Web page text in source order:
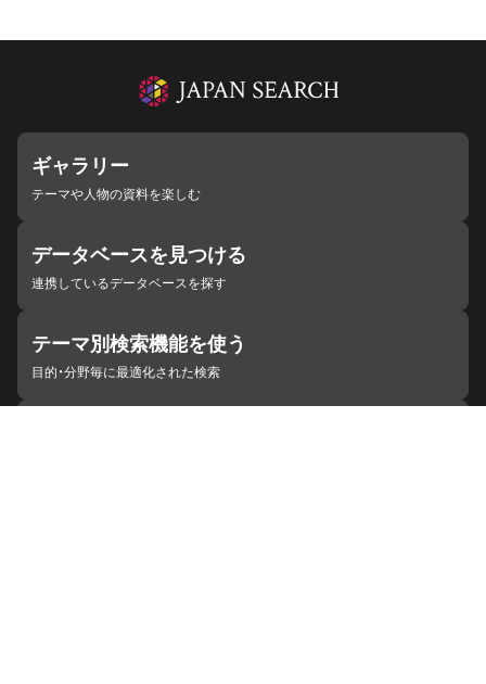
ギャラリー
テーマや人物の資料を楽しむ
データベースを見つける
連携しているデータベースを探す
テーマ別検索機能を使う
目的・分野毎に最適化された検索